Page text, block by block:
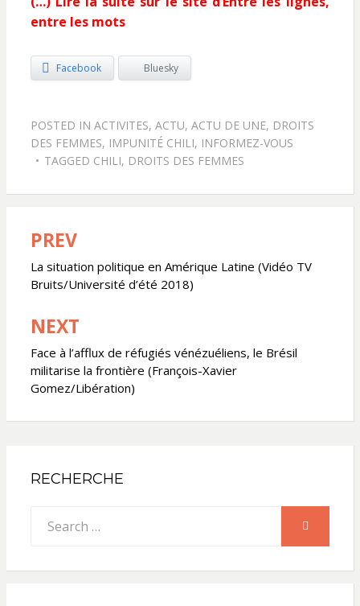
entre les mots
Facebook Bluesky
POSTED IN ACTIVITES, ACTU, ACTU DE UNE, DROITS
DES FEMMES, IMPUNITÉ CHILI, INFORMEZ-VOUS
TAGGED CHILI, DROITS DES FEMMES
Navigation
de
l’article
PREV
La situation politique en Amérique Latine (Vidéo TV
Bruits/Université d’été 2018)
NEXT
Face à l’afflux de réfugiés vénézuéliens, le Brésil
militarise la frontière (François-Xavier
Gomez/Libération)
RECHERCHE
for:
SEARCH